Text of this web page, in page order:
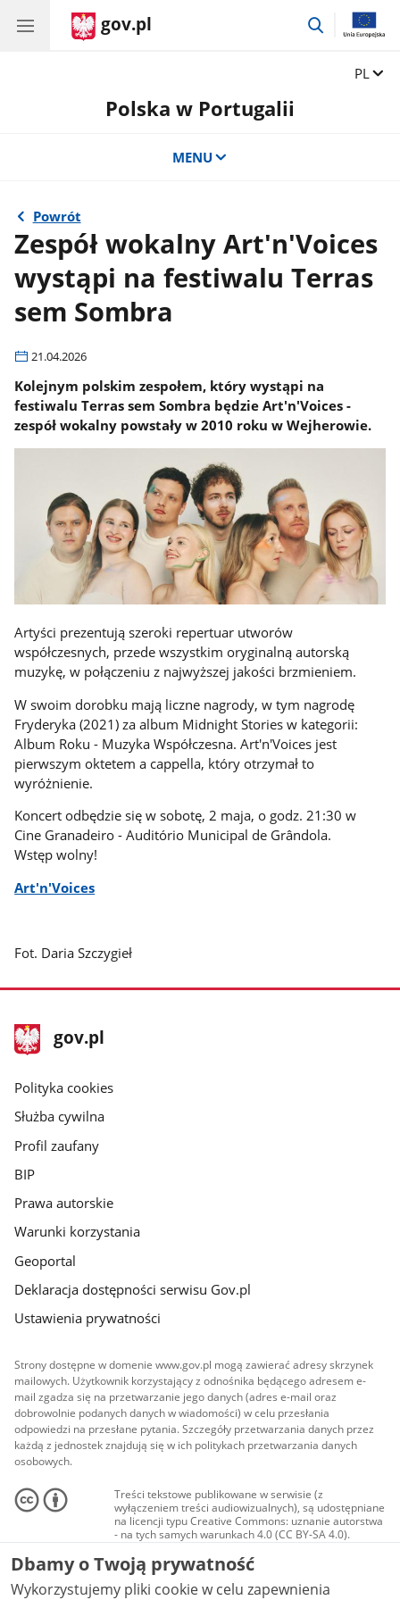
gov.pl
przejdź
Zmień
PL
Polska w Portugalii
MENU
Powrót
Zespół wokalny Art'n'Voices
wystąpi na festiwalu Terras
sem Sombra
21.04.2026
Kolejnym polskim zespołem, który wystąpi na
festiwalu Terras sem Sombra będzie Art'n'Voices -
zespół wokalny powstały w 2010 roku w Wejherowie.
Artyści prezentują szeroki repertuar utworów
współczesnych, przede wszystkim oryginalną autorską
muzykę, w połączeniu z najwyższej jakości brzmieniem.
W swoim dorobku mają liczne nagrody, w tym nagrodę
Fryderyka (2021) za album Midnight Stories w kategorii:
Album Roku - Muzyka Współczesna. Art'n'Voices jest
pierwszym oktetem a cappella, który otrzymał to
wyróżnienie.
Koncert odbędzie się w sobotę, 2 maja, o godz. 21:30 w
Cine Granadeiro - Auditório Municipal de Grândola.
Wstęp wolny!
Art'n'Voices
Fot. Daria Szczygieł
stopka
gov.pl
Strona
gov.pl
gov.pl
Polityka cookies
Służba cywilna
Profil zaufany
BIP
Prawa autorskie
Warunki korzystania
Geoportal
Deklaracja dostępności serwisu Gov.pl
Ustawienia prywatności
Strony dostępne w domenie www.gov.pl mogą zawierać adresy skrzynek
mailowych. Użytkownik korzystający z odnośnika będącego adresem e-
mail zgadza się na przetwarzanie jego danych (adres e-mail oraz
dobrowolnie podanych danych w wiadomości) w celu przesłania
odpowiedzi na przesłane pytania. Szczegóły przetwarzania danych przez
każdą z jednostek znajdują się w ich politykach przetwarzania danych
osobowych.
Treści tekstowe publikowane w serwisie (z
wyłączeniem treści audiowizualnych), są udostępniane
na licencji typu Creative Commons: uznanie autorstwa
- na tych samych warunkach 4.0 (CC BY-SA 4.0).
Materiały audiowizualne, w tym zdjęcia, materiały
audio i wideo, są udostępniane na licencji typu
Creative Commons: uznanie autorstwa użycie
niekomercyjne - bez utworów zależnych 4.0 (CC BY-
Dbamy o Twoją prywatność
Wykorzystujemy pliki cookie w celu zapewnienia